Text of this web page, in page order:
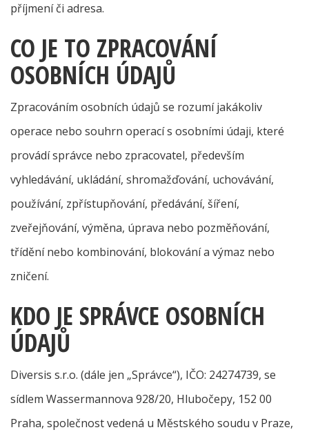
příjmení či adresa.
CO JE TO ZPRACOVÁNÍ
OSOBNÍCH ÚDAJŮ
Zpracováním osobních údajů se rozumí jakákoliv
operace nebo souhrn operací s osobními údaji, které
provádí správce nebo zpracovatel, především
vyhledávání, ukládání, shromažďování, uchovávání,
používání, zpřístupňování, předávání, šíření,
zveřejňování, výměna, úprava nebo pozměňování,
třídění nebo kombinování, blokování a výmaz nebo
zničení.
KDO JE SPRÁVCE OSOBNÍCH
ÚDAJŮ
Diversis s.r.o. (dále jen „Správce“), IČO: 24274739, se
sídlem Wassermannova 928/20, Hlubočepy, 152 00
Praha, společnost vedená u Městského soudu v Praze,